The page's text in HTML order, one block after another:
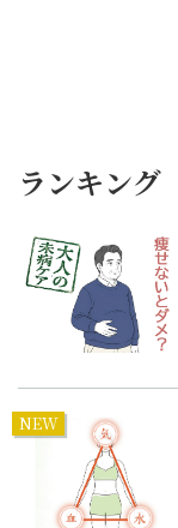
ランキング
NEW